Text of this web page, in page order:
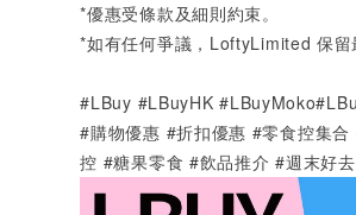
*優惠受條款及細則約束。
*如有任何爭議， LoftyLimited保留
#LBuy #LBuyHK
#購物優惠 #折扣優惠 #零食控集合
控 #糖果零食 #飲品推介 #週末好